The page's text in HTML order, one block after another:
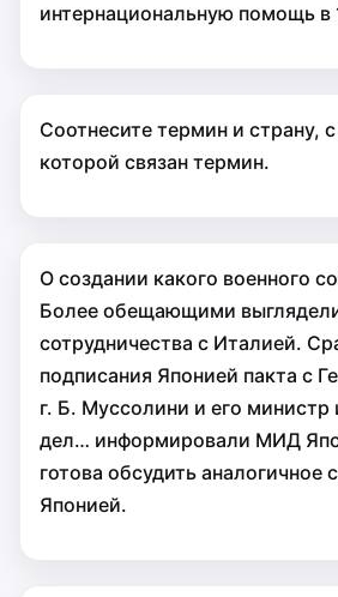
интернациональную помощь в
Соотнесите термин и страну,
которой связан термин.
О создании какого военного
Более обещающими
со­трудничества с Италией.
подписания Японией пакта с
г. Б. Муссолини и его министр
дел… информировали МИД
готова обсудить аналогичное
Японией.